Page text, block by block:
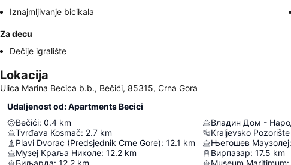
Iznajmljivanje bicikala
Za decu
Dečije igralište
Lokacija
Ulica Marina Becica b.b., Bečići, 85315, Crna Gora
Udaljenost od: Apartments Becici
Bečići: 0.4 km
Tvrđava Kosmač: 2.7 km
Plavi Dvorac (Predsjednik Crne Gore): 12.1 km
Музеј Краља Николе: 12.2 km
Биљарда: 12.2 km
Kraljevsko
Његошев Маузолеј:
Вирпазар: 17.5 km
Museum Maritimum: